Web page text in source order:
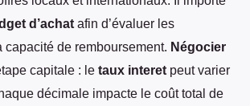
d’achat afin d’évaluer les
capacité de remboursement. Négocier
capitale : le taux interet peut varier
décimale impacte le coût total de